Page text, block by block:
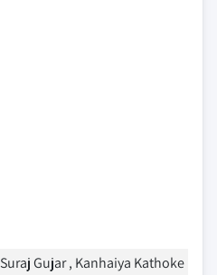
Suraj Gujar , Kanhaiya Kathoke